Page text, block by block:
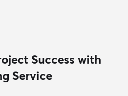
Success with
Service